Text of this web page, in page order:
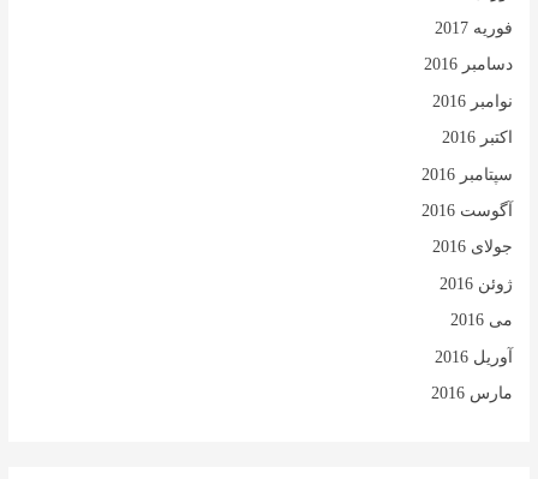
فوریه 2017
دسامبر 2016
نوامبر 2016
اکتبر 2016
سپتامبر 2016
آگوست 2016
جولای 2016
ژوئن 2016
می 2016
آوریل 2016
مارس 2016